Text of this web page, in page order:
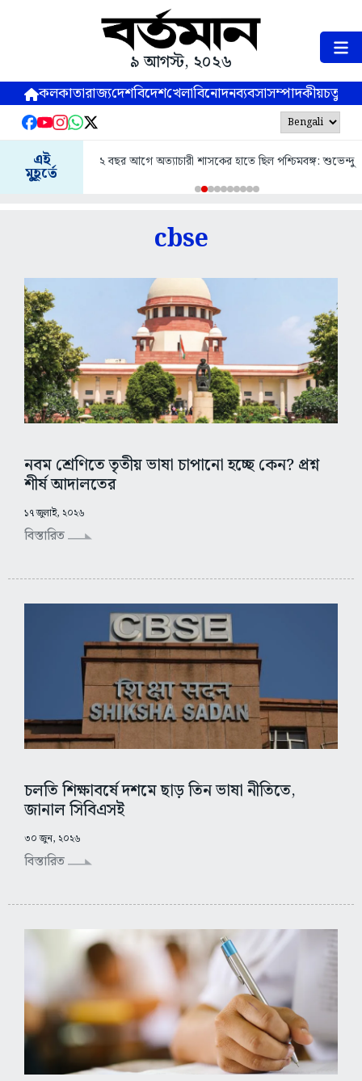
৯ আগস্ট, ২০২৬
কলকাতারাজ্যদেশবিদেশখেলাবিনোদনব্যবসাসম্পাদকীয়
এই
মুহূর্তে
হাতে ছিল পশ্চিমবঙ্গ: শুভেন্দু অভয়ার ঘটনা সভ্য সমাজে ঘটতে পারে তা
শুভেন্দু
cbse
নবম শ্রেণিতে তৃতীয় ভাষা চাপানো হচ্ছে কেন? প্রশ্ন
শীর্ষ আদালতের
১৭ জুলাই, ২০২৬
বিস্তারিত
চলতি শিক্ষাবর্ষে দশমে ছাড় তিন ভাষা নীতিতে,
জানাল সিবিএসই
৩০ জুন, ২০২৬
বিস্তারিত